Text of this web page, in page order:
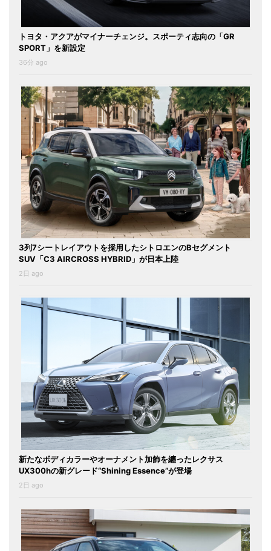
トヨタ・アクアがマイナーチェンジ。スポーティ志向の「GR
SPORT」を新設定
36分 ago
3列7シートレイアウトを採用したシトロエンのBセグメント
SUV「C3 AIRCROSS HYBRID」が日本上陸
2日 ago
新たなボディカラーやオーナメント加飾を纏ったレクサス
UX300hの新グレード“Shining Essence”が登場
2日 ago